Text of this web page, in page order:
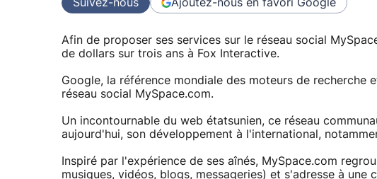
Suivez-nous Ajoutez-nous en favori Google
Afin de proposer ses services sur le réseau social
de dollars sur trois ans à Fox Interactive.
Google, la référence mondiale des moteurs de recherche
réseau social MySpace.com.
Un incontournable du web étatsunien, ce réseau
aujourd'hui, son développement à l'international,
Inspiré par l'expérience de ses aînés, MySpace.com
musiques, vidéos, blogs, messageries) et s'adresse à une